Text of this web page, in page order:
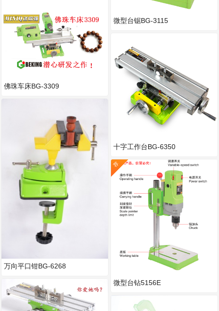
佛珠车床BG-3309
万向平口钳BG-6268
微型台锯BG-3115
十字工作台BG-6350
荐
微型台钻5156E